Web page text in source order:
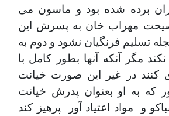
برده شده بود و ماسون می
مهراب خان به پسرش این
تسلیم فرنگیان نشود و دوم به
نکند مگر آنکه آنها بطور کامل با
کنند در غیر این صورت خیانت
که به او بعنوان پدرش خیانت
و مواد اعتیاد آور پرهیز کند